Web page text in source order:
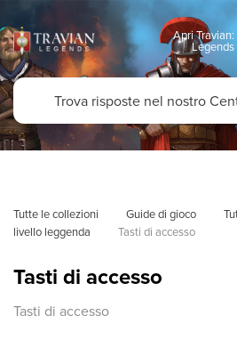
Apri Travian:
Legends
Tutte le collezioni Guide di gioco
livello leggenda
Tasti di accesso
Tasti di accesso
Tasti di accesso